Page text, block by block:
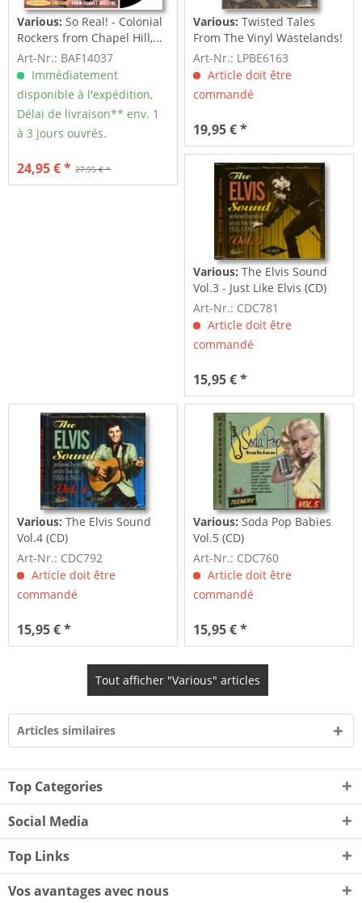
Various:So Real! - Colonial
Rockers from Chapel Hill,...
Art-Nr.: BAF14037
Immédiatement
disponible à l'expédition,
Délai de livraison** env. 1
à 3 jours ouvrés.
27,95 € *
24,95 € *
Various:Twisted Tales
From The Vinyl Wastelands!
Vol.5...
Art-Nr.: LPBE6163
Article doit être
commandé
19,95 € *
Various:The Elvis Sound
Vol.3 - Just Like Elvis (CD)
Art-Nr.: CDC781
Article doit être
commandé
15,95 € *
Various:The Elvis Sound
Vol.4 (CD)
Art-Nr.: CDC792
Article doit être
commandé
15,95 € *
Various:Soda Pop Babies
Vol.5 (CD)
Art-Nr.: CDC760
Article doit être
commandé
15,95 € *
Tout afficher "Various" articles
Articles similaires
Top Categories
Social Media
Top Links
Vos avantages avec nous